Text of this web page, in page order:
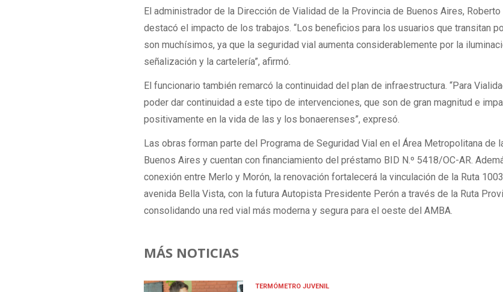
El administrador de la Dirección de Vialidad de la Provincia de Buenos Aires, Roberto
destacó el impacto de los trabajos. “Los beneficios para los usuarios que transitan
son muchísimos, ya que la seguridad vial aumenta considerablemente por la
señalización y la cartelería”, afirmó.
El funcionario también remarcó la continuidad del plan de infraestructura. “Para
poder dar continuidad a este tipo de intervenciones, que son de gran magnitud e
positivamente en la vida de las y los bonaerenses”, expresó.
Las obras forman parte del Programa de Seguridad Vial en el Área Metropolitana de
Buenos Aires y cuentan con financiamiento del préstamo BID N.º 5418/OC-AR.
conexión entre Merlo y Morón, la renovación fortalecerá la vinculación de la Ruta
avenida Bella Vista, con la futura Autopista Presidente Perón a través de la Ruta
consolidando una red vial más moderna y segura para el oeste del AMBA.
MÁS NOTICIAS
TERMÓMETRO JUVENIL